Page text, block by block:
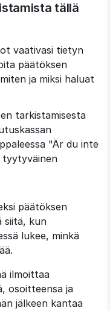
tällä
vaativasi tietyn
päätöksen
ja miksi haluat
tarkistamisesta
"Är du inte
tyytyväinen
päätöksen
siitä, kun
lukee, minkä
ilmoittaa
osoitteensa ja
jälkeen kantaa